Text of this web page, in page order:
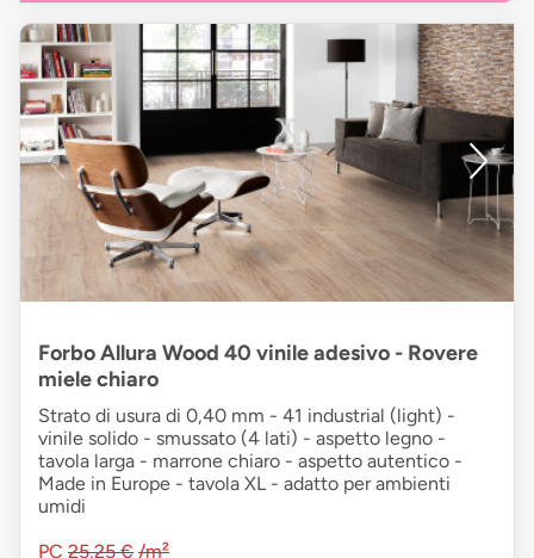
Forbo Allura Wood 40 vinile adesivo - Rovere
miele chiaro
Strato di usura di 0,40 mm - 41 industrial (light) -
vinile solido - smussato (4 lati) - aspetto legno -
tavola larga - marrone chiaro - aspetto autentico -
Made in Europe - tavola XL - adatto per ambienti
umidi
PC 25,25 € /m²